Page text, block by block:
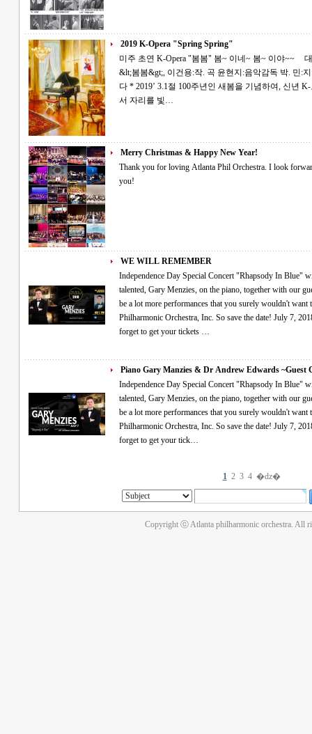
2019 K-Opera "Spring Spring"
미주 초연 K-Opera "봄봄" 봄~ 이네~ 봄~ 이야~~ 대한민국 창작 오페라! 김유정의 단편소설
&lt;봄봄&gt;, 이건용:작. 곡 윤현지:음악감독 박. 민:지. 휘 Atlanta Phil’ Opera Orchestra * 초대합니
다 * 2019’ 3.1절 100주년인 새봄을 기념하여, 신년 K-오페라 "봄봄"연주회를 공연합니다. 오셔
서 자리를 빛…
Merry Christmas & Happy New Year!
Thank you for loving Atlanta Phil Orchestra. I look forward to a creative program in the new year. Thank
you!
WE WILL REMEMBER
Independence Day Special Concert "Rhapsody In Blue" will be performed live by special guest, the very
talented, Gary Menzies, on the piano, together with our guest
be a lot more performances that you surely wouldn't
Philharmonic Orchestra, Inc. So save the date! July 7,
forget to get your tickets …
Piano Gary Manzies & Dr Andrew Edwards
Independence Day Special Concert "Rhapsody In Blue" will be performed live by special guest, the very
talented, Gary Menzies, on the piano, together with our guest
be a lot more performances that you surely wouldn't
Philharmonic Orchestra, Inc. So save the date! July 7,
forget to get your tick…
1 2 3 4 �ǳ�
Copyright ⓒ Atlanta philharmonic orchestra. All